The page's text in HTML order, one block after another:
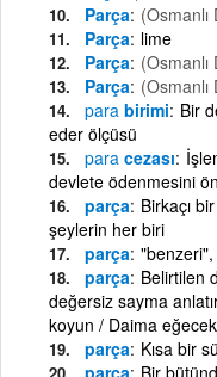
Parça (Osmanlı
Parça lime
Parça (Osmanlı
Parça (Osmanlı
para birimi Bir
eder ölçüsü
para cezası
devlete ödenmesini
parça Birkaçı
şeylerin her biri
parça "benzeri",
parça Belirtilen
değersiz sayma
koyun / Daima
parça Kısa bir
parça Bir